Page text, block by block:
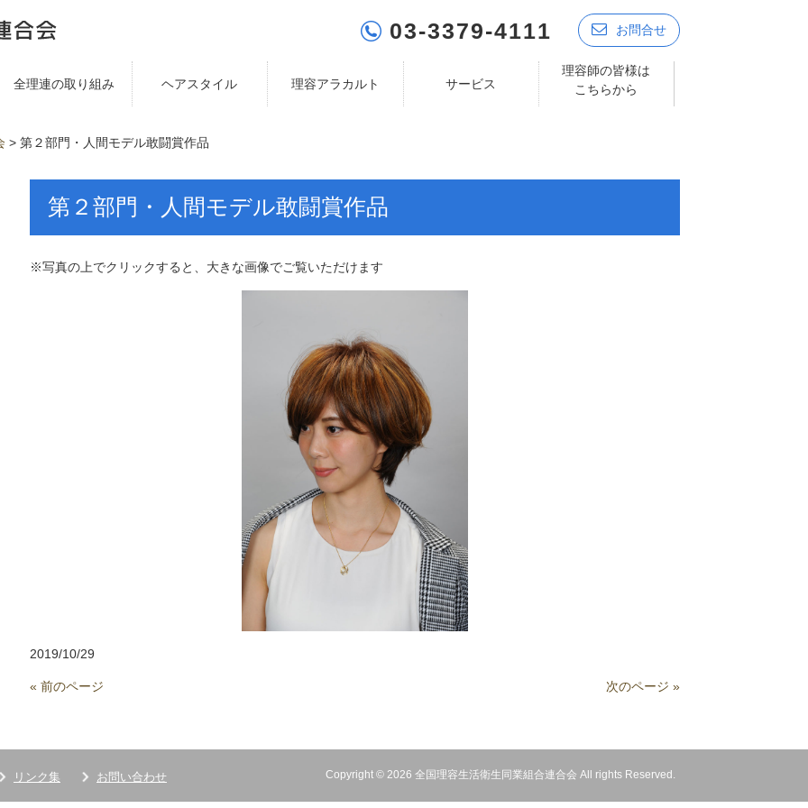
03-3379-4111 お問合せ
全理連の取り組み ヘアスタイル 理容アラカルト サービス
理容師の皆様は
こちらから
> 第２部門・人間モデル敢闘賞作品
第２部門・人間モデル敢闘賞作品
※写真の上でクリックすると、大きな画像でご覧いただけます
2019/10/29
« 前のページ 次のページ »
リンク集 お問い合わせ Copyright © 2026 全国理容生活衛生同業組合連合会 All rights Reserved.